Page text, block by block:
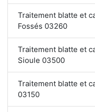
Traitement blatte et
Fossés 03260
Traitement blatte et
Sioule 03500
Traitement blatte et
03150